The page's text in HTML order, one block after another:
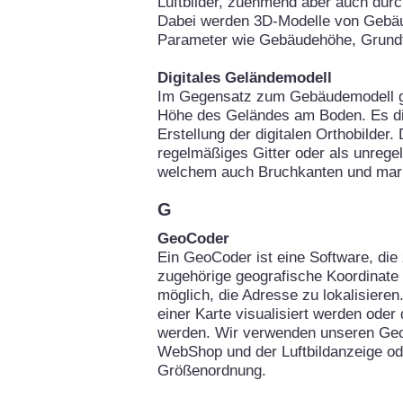
Dabei werden 3D-Modelle von
Parameter wie Gebäudehöhe,
Digitales Geländemodell
Im Gegensatz zum
Höhe des Geländes am Boden. Es
Erstellung der digitalen
regelmäßiges Gitter oder als
welchem auch Bruchkanten und
G
GeoCoder
Ein GeoCoder ist eine Software,
zugehörige geografische
möglich, die Adresse zu
einer Karte visualisiert werden
werden. Wir verwenden unseren
WebShop und der Luftbildanzeige
Größenordnung.